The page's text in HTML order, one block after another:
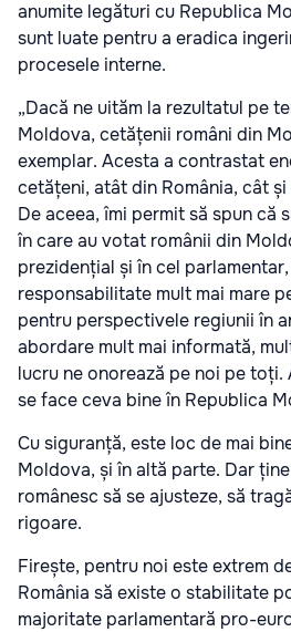
anumite legături cu Republica
sunt luate pentru a eradica
procesele interne.
„Dacă ne uităm la rezultatul pe
Moldova, cetățenii români din
exemplar. Acesta a contrastat
cetățeni, atât din România, cât
De aceea, îmi permit să spun că
în care au votat românii din
prezidențial și în cel
responsabilitate mult mai mare
pentru perspectivele regiunii în
abordare mult mai informată,
lucru ne onorează pe noi pe
se face ceva bine în Republica
Cu siguranță, este loc de mai
Moldova, și în altă parte. Dar
românesc să se ajusteze, să
rigoare.
Firește, pentru noi este extrem
România să existe o stabilitate
majoritate parlamentară pro-